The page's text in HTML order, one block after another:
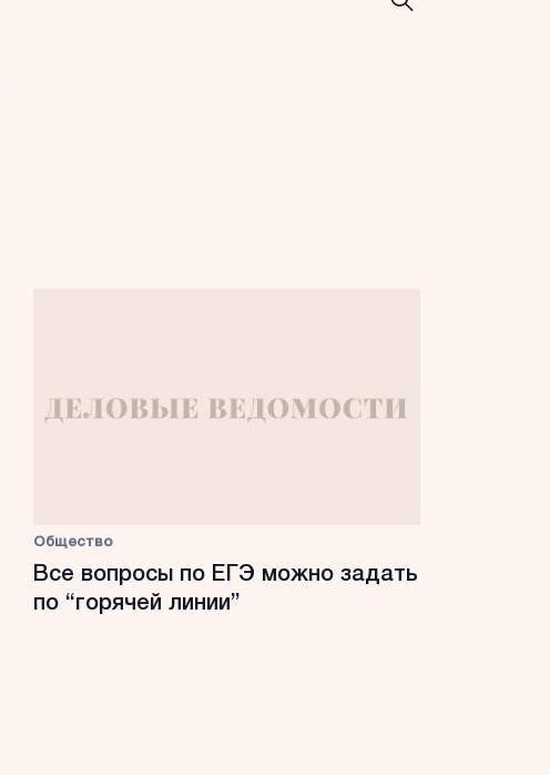
Общество
Все вопросы по ЕГЭ можно задать
по “горячей линии”